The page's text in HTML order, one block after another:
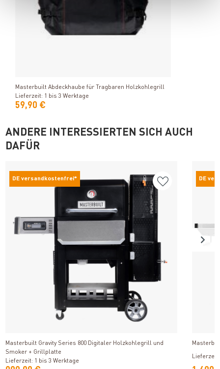
Masterbuilt Abdeckhaube für Tragbaren Holzkohlegrill
Lieferzeit: 1 bis 3 Werktage
59,90 €
ANDERE INTERESSIERTEN SICH AUCH
DAFÜR
DE versandkostenfrei*
Masterbuilt Gravity Series 800 Digitaler Holzkohlegrill und
Smoker + Grillplatte
Lieferzeit: 1 bis 3 Werktage
DE